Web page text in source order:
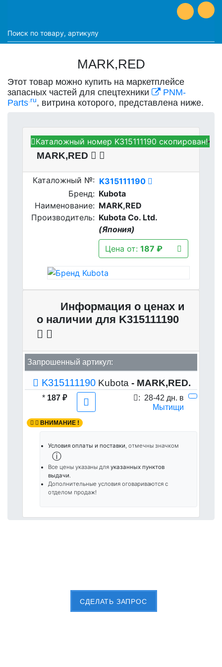
MARK,RED
Этот товар можно купить на маркетплейсе
запасных частей для спецтехники
PNM-
Parts.ru, витрина которого, представлена ниже.
Kubota K315111190 -
MARK,RED
Каталожный №: K315111190
Бренд: Kubota
Наименование: MARK,RED
Производитель: Kubota Co. Ltd.
(Япония)
Цена от: 187 ₽
Каталожный номер K315111190 скопирован!
Информация о ценах и
о наличии для K315111190
Запрошенный артикул:
K315111190 Kubota - MARK,RED.
* 187 ₽ : 28-42 дн. в
Мытищи
ВНИМАНИЕ !
Условия оплаты и поставки, отмечны значком
ⓘ
Все цены указаны для указанных пунктов
выдачи.
Дополнительные условия оговариваются с
отделом продаж!
CДЕЛАТЬ ЗАПРОС